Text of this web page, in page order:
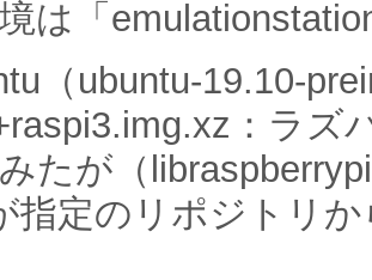
は「
（ubuntu-19.10-
：ラズ
たが（
指定のリポジトリ